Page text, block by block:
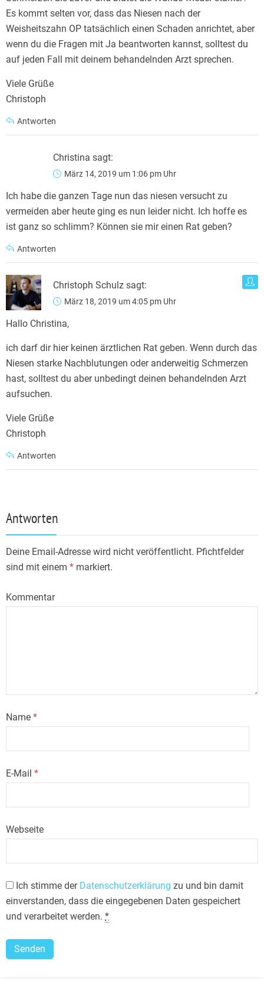
Es kommt selten vor, dass das Niesen nach der
Weisheitszahn OP tatsächlich einen Schaden anrichtet, aber
wenn du die Fragen mit Ja beantworten kannst, solltest du
auf jeden Fall mit deinem behandelnden Arzt sprechen.
Viele Grüße
Christoph
Antworten
Christina sagt:
März 14, 2019 um 1:06 pm Uhr
Ich habe die ganzen Tage nun das niesen versucht zu
vermeiden aber heute ging es nun leider nicht. Ich hoffe es
ist ganz so schlimm? Können sie mir einen Rat geben?
Antworten
Christoph Schulz sagt:
März 18, 2019 um 4:05 pm Uhr
Hallo Christina,
ich darf dir hier keinen ärztlichen Rat geben. Wenn durch das
Niesen starke Nachblutungen oder anderweitig Schmerzen
hast, solltest du aber unbedingt deinen behandelnden Arzt
aufsuchen.
Viele Grüße
Christoph
Antworten
Antworten
Deine Email-Adresse wird nicht veröffentlicht. Pfichtfelder
sind mit einem * markiert.
Kommentar
Name *
E-Mail *
Webseite
Ich stimme der Datenschutzerklärung zu und bin damit
einverstanden, dass die eingegebenen Daten gespeichert
und verarbeitet werden. *